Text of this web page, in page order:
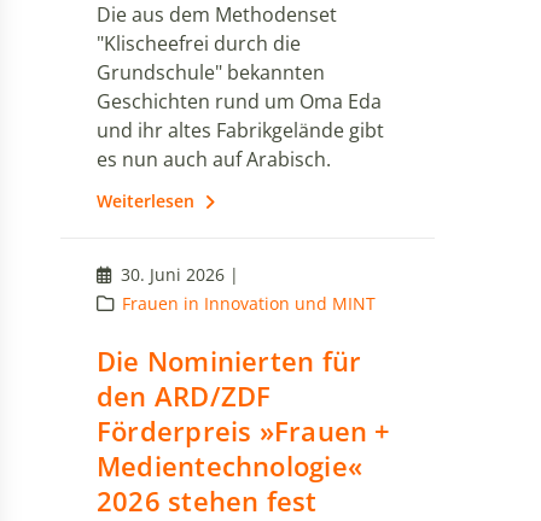
Die aus dem Methodenset
"Klischeefrei durch die
Grundschule" bekannten
Geschichten rund um Oma Eda
und ihr altes Fabrikgelände gibt
es nun auch auf Arabisch.
Weiterlesen
30. Juni 2026 |
Frauen in Innovation und MINT
Die Nominierten für
den ARD/ZDF
Förderpreis »Frauen +
Medientechnologie«
2026 stehen fest